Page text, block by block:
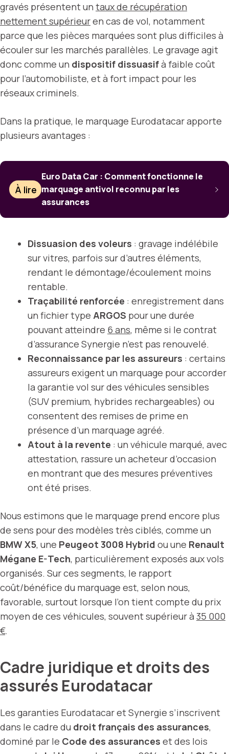
gravés présentent un taux de récupération
nettement supérieuren cas de vol, notamment
parce que les pièces marquées sont plus difficiles à
écouler sur les marchés parallèles. Le gravage agit
donc comme un dispositif dissuasifà faible coût
pour l’automobiliste, et à fort impact pour les
réseaux criminels.
Dans la pratique, le marquage Eurodatacar apporte
plusieurs avantages :
À lire
Euro Data Car : Comment fonctionne le
marquage antivol reconnu par les
assurances
Dissuasion des voleurs : gravage indélébile
sur vitres, parfois sur d’autres éléments,
rendant le démontage/écoulement moins
rentable.
Traçabilité renforcée : enregistrement dans
un fichier type ARGOS pour une durée
pouvant atteindre 6 ans, même si le contrat
d’assurance Synergie n’est pas renouvelé.
Reconnaissance par les assureurs : certains
assureurs exigent un marquage pour accorder
la garantie vol sur des véhicules sensibles
(SUV premium, hybrides rechargeables) ou
consentent des remises de prime en
présence d’un marquage agréé.
Atout à la revente : un véhicule marqué, avec
attestation, rassure un acheteur d’occasion
en montrant que des mesures préventives
ont été prises.
Nous estimons que le marquage prend encore plus
de sens pour des modèles très ciblés, comme un
BMW X5, une Peugeot 3008 Hybrid ou une Renault
Mégane E-Tech, particulièrement exposés aux vols
organisés. Sur ces segments, le rapport
coût/bénéfice du marquage est, selon nous,
favorable, surtout lorsque l’on tient compte du prix
moyen de ces véhicules, souvent supérieur à 35 000
€.
Cadre juridique et droits des
assurés Eurodatacar
Les garanties Eurodatacar et Synergie s’inscrivent
dans le cadre du droit français des assurances,
dominé par le Code des assurances et des lois